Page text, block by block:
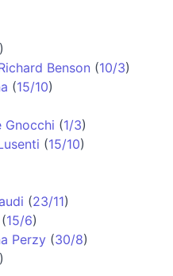
)
Benson (10/3)
(15/10)
Gnocchi (1/3)
(15/10)
(23/11)
(15/6)
Perzy (30/8)
)